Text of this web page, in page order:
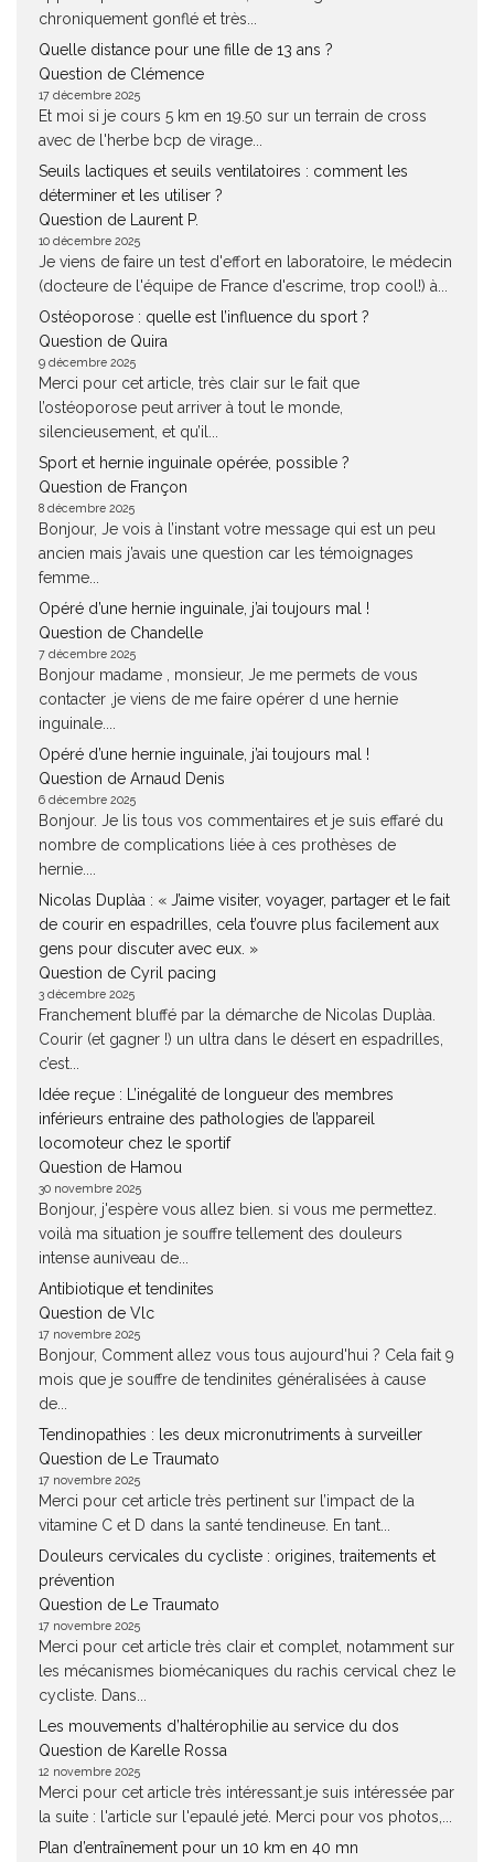
chroniquement gonflé et très...
Quelle distance pour une fille de 13 ans ?
Question de Clémence
17 décembre 2025
Et moi si je cours 5 km en 19.50 sur un terrain de cross
avec de l'herbe bcp de virage...
Seuils lactiques et seuils ventilatoires : comment les
déterminer et les utiliser ?
Question de Laurent P.
10 décembre 2025
Je viens de faire un test d'effort en laboratoire, le médecin
(docteure de l'équipe de France d'escrime, trop cool!) à...
Ostéoporose : quelle est l’influence du sport ?
Question de Quira
9 décembre 2025
Merci pour cet article, très clair sur le fait que
l’ostéoporose peut arriver à tout le monde,
silencieusement, et qu’il...
Sport et hernie inguinale opérée, possible ?
Question de Françon
8 décembre 2025
Bonjour, Je vois à l’instant votre message qui est un peu
ancien mais j’avais une question car les témoignages
femme...
Opéré d’une hernie inguinale, j’ai toujours mal !
Question de Chandelle
7 décembre 2025
Bonjour madame , monsieur, Je me permets de vous
contacter ,je viens de me faire opérer d une hernie
inguinale....
Opéré d’une hernie inguinale, j’ai toujours mal !
Question de Arnaud Denis
6 décembre 2025
Bonjour. Je lis tous vos commentaires et je suis effaré du
nombre de complications liée à ces prothèses de
hernie....
Nicolas Duplàa : « J’aime visiter, voyager, partager et le fait
de courir en espadrilles, cela t’ouvre plus facilement aux
gens pour discuter avec eux. »
Question de Cyril pacing
3 décembre 2025
Franchement bluffé par la démarche de Nicolas Duplàa.
Courir (et gagner !) un ultra dans le désert en espadrilles,
c’est...
Idée reçue : L’inégalité de longueur des membres
inférieurs entraine des pathologies de l’appareil
locomoteur chez le sportif
Question de Hamou
30 novembre 2025
Bonjour, j'espère vous allez bien. si vous me permettez.
voilà ma situation je souffre tellement des douleurs
intense auniveau de...
Antibiotique et tendinites
Question de Vlc
17 novembre 2025
Bonjour, Comment allez vous tous aujourd'hui ? Cela fait 9
mois que je souffre de tendinites généralisées à cause
de...
Tendinopathies : les deux micronutriments à surveiller
Question de Le Traumato
17 novembre 2025
Merci pour cet article très pertinent sur l’impact de la
vitamine C et D dans la santé tendineuse. En tant...
Douleurs cervicales du cycliste : origines, traitements et
prévention
Question de Le Traumato
17 novembre 2025
Merci pour cet article très clair et complet, notamment sur
les mécanismes biomécaniques du rachis cervical chez le
cycliste. Dans...
Les mouvements d’haltérophilie au service du dos
Question de Karelle Rossa
12 novembre 2025
Merci pour cet article très intéressant.je suis intéressée par
la suite : l'article sur l'epaulé jeté. Merci pour vos photos,...
Plan d’entraînement pour un 10 km en 40 mn